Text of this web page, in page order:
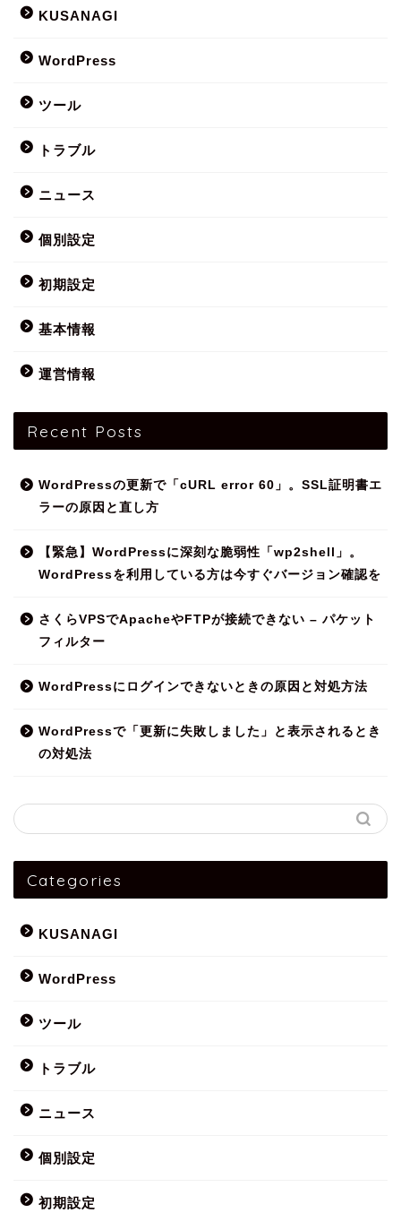
KUSANAGI
WordPress
ツール
トラブル
ニュース
個別設定
初期設定
基本情報
運営情報
Recent Posts
WordPressの更新で「cURL error 60」。SSL証明書エ
ラーの原因と直し方
【緊急】WordPressに深刻な脆弱性「wp2shell」。
WordPressを利用している方は今すぐバージョン確認を
さくらVPSでApacheやFTPが接続できない – パケット
フィルター
WordPressにログインできないときの原因と対処方法
WordPressで「更新に失敗しました」と表示されるとき
の対処法
Categories
KUSANAGI
WordPress
ツール
トラブル
ニュース
個別設定
初期設定